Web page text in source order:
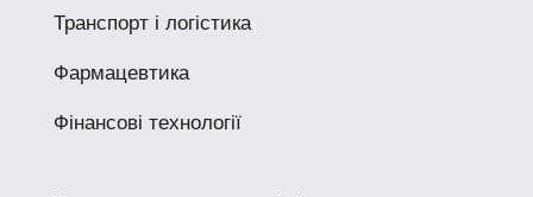
Транспорт і логістика
Фармацевтика
Фінансові технології